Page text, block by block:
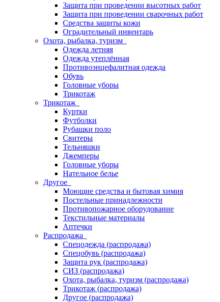
Защита при проведении высотных работ
Защита при проведении сварочных работ
Средства защиты кожи
Оградительный инвентарь
Охота, рыбалка, туризм
Одежда летняя
Одежда утеплённая
Противоэнцефалитная одежда
Обувь
Головные уборы
Трикотаж
Трикотаж
Куртки
Футболки
Рубашки поло
Свитеры
Тельняшки
Джемперы
Головные уборы
Нательное белье
Другое
Моющие средства и бытовая химия
Постельные принадлежности
Противопожарное оборудование
Текстильные материалы
Аптечки
Распродажа
Спецодежда (распродажа)
Спецобувь (распродажа)
Защита рук (распродажа)
СИЗ (распродажа)
Охота, рыбалка, туризм (распродажа)
Трикотаж (распродажа)
Другое (распродажа)